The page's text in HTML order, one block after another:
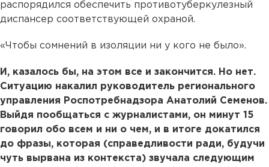
распорядился обеспечить противотуберкулезный
диспансер соответствующей охраной.
«Чтобы сомнений в изоляции ни у кого не было».
И, казалось бы, на этом все и закончится. Но нет.
Ситуацию накалил руководитель регионального
управления Роспотребнадзора Анатолий Семенов.
Выйдя пообщаться с журналистами, он минут 15
говорил обо всем и ни о чем, и в итоге докатился
до фразы, которая (справедливости ради, будучи
чуть вырвана из контекста) звучала следующим